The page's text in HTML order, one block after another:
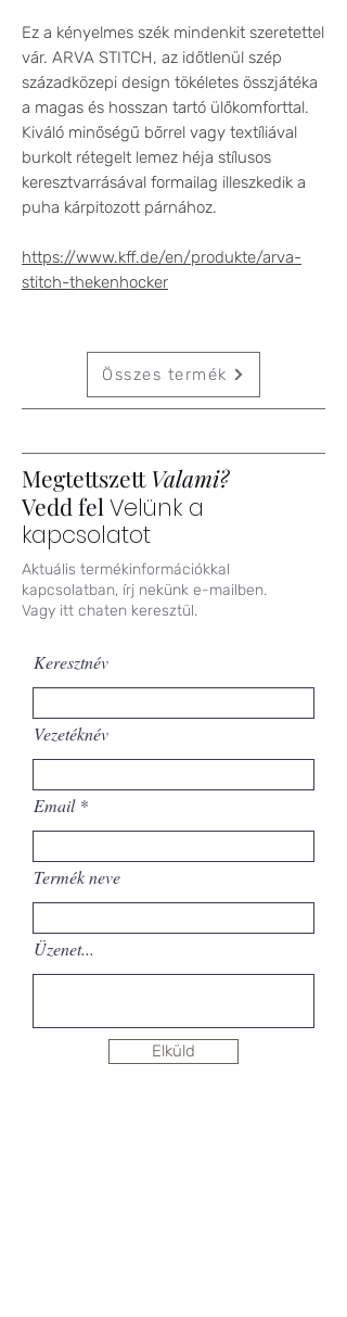
Ez a kényelmes szék mindenkit szeretettel
vár. ARVA STITCH, az időtlenül szép
századközepi design tökéletes összjátéka
a magas és hosszan tartó ülőkomforttal.
Kiváló minőségű bőrrel vagy textíliával
burkolt rétegelt lemez héja stílusos
keresztvarrásával formailag illeszkedik a
puha kárpitozott párnához.
https://www.kff.de/en/produkte/arva-
stitch-thekenhocker
Összes termék
Megtettszett Valami?
Vedd fel Velünk a
kapcsolatot
Aktuális termékinformációkkal
kapcsolatban, írj nekünk e-mailben.
Vagy itt chaten keresztül.
Keresztnév
Vezetéknév
Email
Termék neve
Üzenet...
Elküld